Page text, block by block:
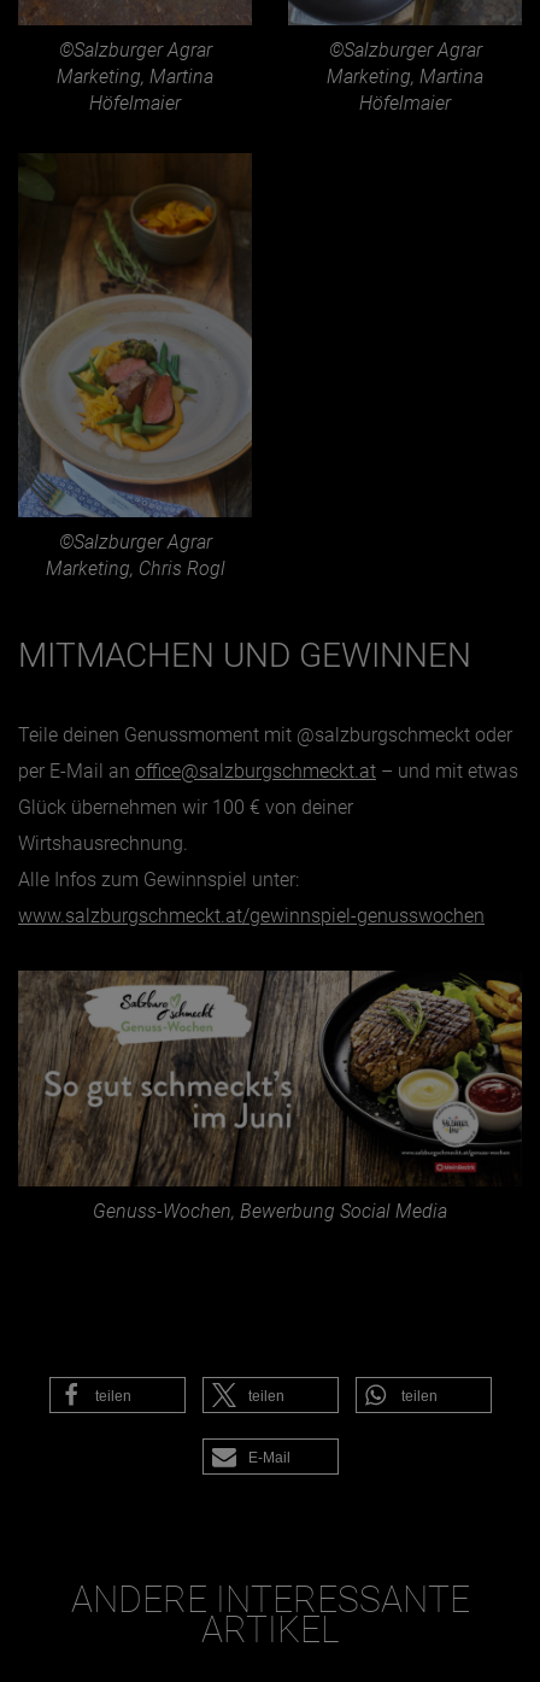
©Salzburger Agrar
Marketing, Martina
Höfelmaier
©Salzburger Agrar
Marketing, Martina
Höfelmaier
©Salzburger Agrar
Marketing, Chris Rogl
MITMACHEN UND GEWINNEN
Teile deinen Genussmoment mit @salzburgschmeckt oder
per E-Mail an office@salzburgschmeckt.at – und mit etwas
Glück übernehmen wir 100 € von deiner
Wirtshausrechnung.
Alle Infos zum Gewinnspiel unter:
www.salzburgschmeckt.at/gewinnspiel-genusswochen
Genuss-Wochen, Bewerbung Social Media
teilen teilen teilen
E-Mail
ANDERE INTERESSANTE
ARTIKEL